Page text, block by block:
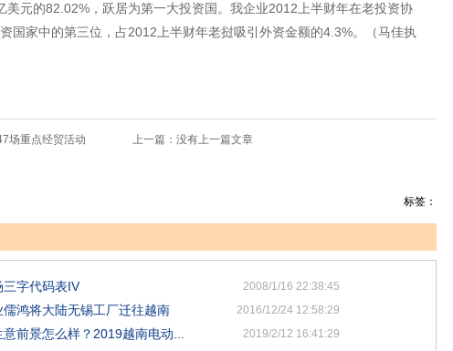
美元的82.02%，跃居为第一大投资国。我企业2012上半财年在老投资协
国家中的第三位，占2012上半财年老挝吸引外资金额的4.3%。（马佳执
场重点经贸活动 上一篇：没有上一篇文章
标签：
三字代码表IV 2008/1/16 22:38:45
鸿将大陆无锡工厂迁往越南 2016/12/24 12:58:29
前景怎么样？2019越南电动... 2019/2/12 16:41:29